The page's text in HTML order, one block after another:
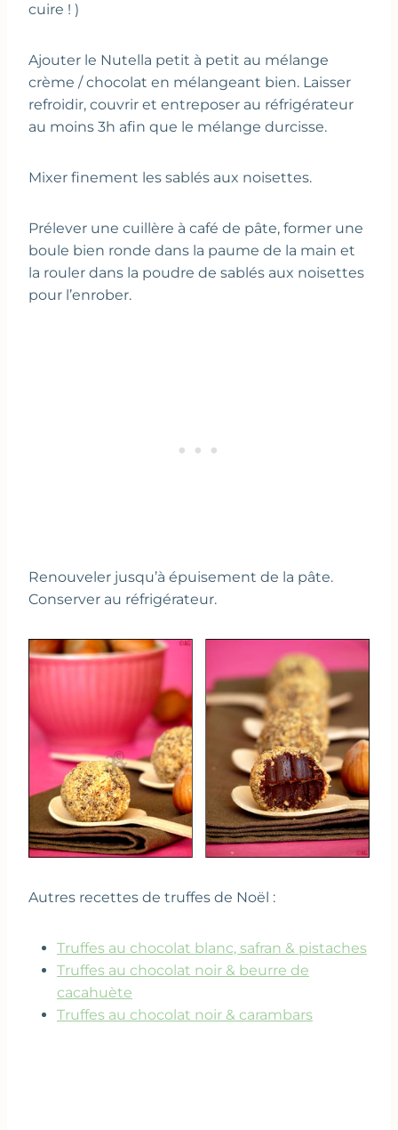
cuire ! )
Ajouter le Nutella petit à petit au mélange
crème / chocolat en mélangeant bien. Laisser
refroidir, couvrir et entreposer au réfrigérateur
au moins 3h afin que le mélange durcisse.
Mixer finement les sablés aux noisettes.
Prélever une cuillère à café de pâte, former une
boule bien ronde dans la paume de la main et
la rouler dans la poudre de sablés aux noisettes
pour l’enrober.
Renouveler jusqu’à épuisement de la pâte.
Conserver au réfrigérateur.
Autres recettes de truffes de Noël :
Truffes au chocolat blanc, safran & pistaches
Truffes au chocolat noir & beurre de
cacahuète
Truffes au chocolat noir & carambars